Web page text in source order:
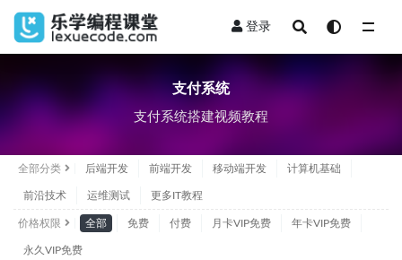
登录
支付系统
支付系统搭建视频教程
全部分类 后端开发 前端开发 移动端开发 计算机基础
前沿技术 运维测试 更多IT教程
价格权限 全部 免费 付费 月卡VIP免费 年卡VIP免费
永久VIP免费